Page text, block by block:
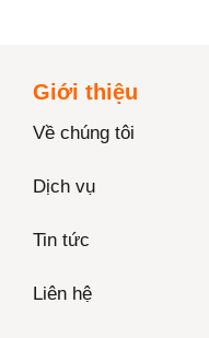
Giới thiệu
Về chúng tôi
Dịch vụ
Tin tức
Liên hệ